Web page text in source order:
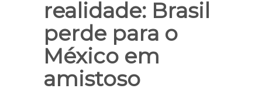
realidade: Brasil
perde para o
México em
amistoso